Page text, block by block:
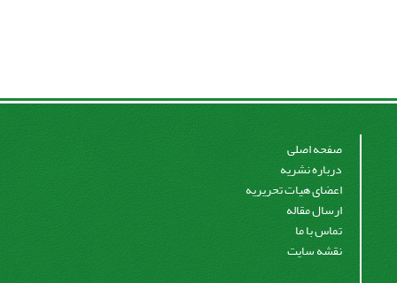
صفحه اصلی
درباره نشریه
اعضای هیات تحریریه
ارسال مقاله
تماس با ما
نقشه سایت